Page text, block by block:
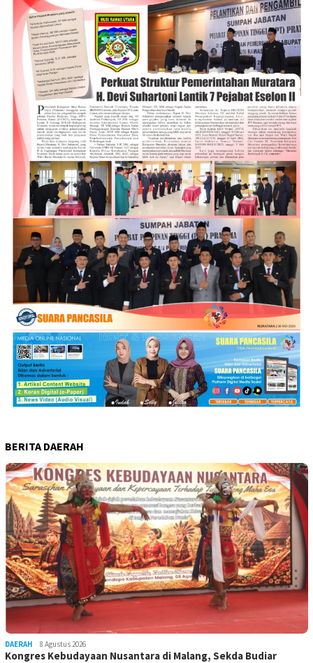
BERITA DAERAH
DAERAH 8 Agustus 2026
Kongres Kebudayaan Nusantara di Malang, Sekda Budiar